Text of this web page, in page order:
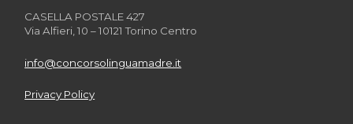
CASELLA POSTALE 427
Via Alfieri, 10 – 10121 Torino Centro
info@concorsolinguamadre.it
Privacy Policy